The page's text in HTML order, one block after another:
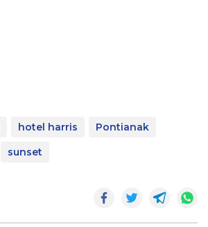
hotel harris
Pontianak
sunset